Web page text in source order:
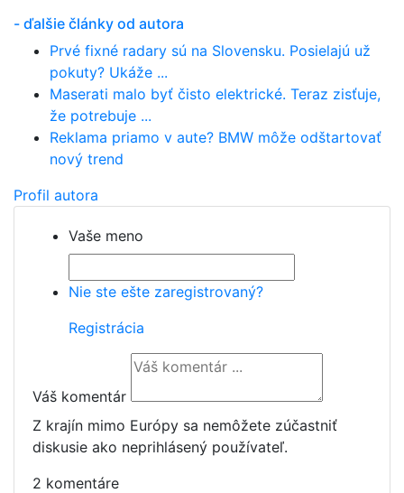
- ďalšie články od autora
Prvé fixné radary sú na Slovensku. Posielajú už
pokuty? Ukáže ...
Maserati malo byť čisto elektrické. Teraz zisťuje,
že potrebuje ...
Reklama priamo v aute? BMW môže odštartovať
nový trend
Profil autora
Vaše meno
Nie ste ešte zaregistrovaný?
Registrácia
Váš komentár
Z krajín mimo Európy sa nemôžete zúčastniť
diskusie ako neprihlásený používateľ.
2 komentáre